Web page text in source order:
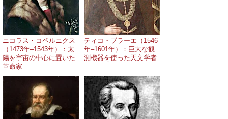
ニコラス・コペルニクス
（1473年–1543年）：太
陽を宇宙の中心に置いた
革命家
ティコ・ブラーエ（1546
年–1601年）：巨大な観
測機器を使った天文学者